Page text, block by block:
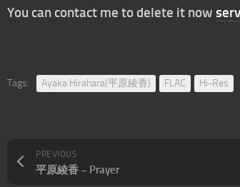
You can contact me to delete it now
Tags: Ayaka Hirahara(平原綾香) FLAC Hi-Res
PREVIOUS
平原綾香 – Prayer